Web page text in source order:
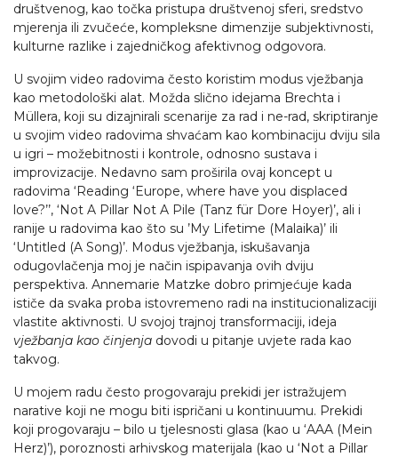
društvenog, kao točka pristupa društvenoj sferi, sredstvo
mjerenja ili zvučeće, kompleksne dimenzije subjektivnosti,
kulturne razlike i zajedničkog afektivnog odgovora.
U svojim video radovima često koristim modus vježbanja
kao metodološki alat. Možda slično idejama Brechta i
Müllera, koji su dizajnirali scenarije za rad i ne-rad, skriptiranje
u svojim video radovima shvaćam kao kombinaciju dviju sila
u igri – možebitnosti i kontrole, odnosno sustava i
improvizacije. Nedavno sam proširila ovaj koncept u
radovima ‘Reading ‘Europe, where have you displaced
love?’’, ‘Not A Pillar Not A Pile (Tanz für Dore Hoyer)’, ali i
ranije u radovima kao što su ’My Lifetime (Malaika)’ ili
‘Untitled (A Song)’. Modus vježbanja, iskušavanja
odugovlačenja moj je način ispipavanja ovih dviju
perspektiva. Annemarie Matzke dobro primjećuje kada
ističe da svaka proba istovremeno radi na institucionalizaciji
vlastite aktivnosti. U svojoj trajnoj transformaciji, ideja
vježbanja kao činjenja dovodi u pitanje uvjete rada kao
takvog.
U mojem radu često progovaraju prekidi jer istražujem
narative koji ne mogu biti ispričani u kontinuumu. Prekidi
koji progovaraju – bilo u tjelesnosti glasa (kao u ‘AAA (Mein
Herz)’), poroznosti arhivskog materijala (kao u ‘Not a Pillar